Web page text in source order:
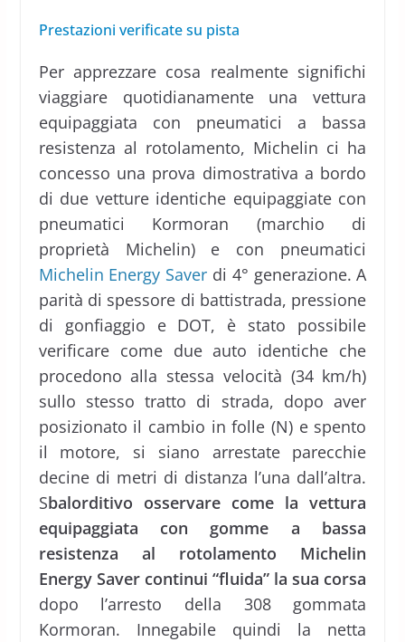
Prestazioni verificate su pista
Per apprezzare cosa realmente significhi
viaggiare quotidianamente una vettura
equipaggiata con pneumatici a bassa
resistenza al rotolamento, Michelin ci ha
concesso una prova dimostrativa a bordo
di due vetture identiche equipaggiate con
pneumatici Kormoran (marchio di
proprietà Michelin) e con pneumatici
Michelin Energy Saver di 4° generazione. A
parità di spessore di battistrada, pressione
di gonfiaggio e DOT, è stato possibile
verificare come due auto identiche che
procedono alla stessa velocità (34 km/h)
sullo stesso tratto di strada, dopo aver
posizionato il cambio in folle (N) e spento
il motore, si siano arrestate parecchie
decine di metri di distanza l’una dall’altra.
Sbalorditivo osservare come la vettura
equipaggiata con gomme a bassa
resistenza al rotolamento Michelin
Energy Saver continui “fluida” la sua corsa
dopo l’arresto della 308 gommata
Kormoran. Innegabile quindi la netta